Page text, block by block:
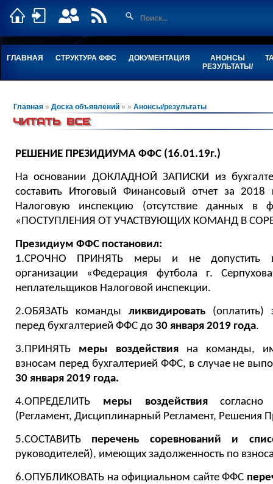
ГЛАВНАЯ СТРУКТУРА ФФС ДОКУМЕНТАЦИЯ
АНОНСЫ
РЕЗУЛЬТАТЫ/
Главная » Доска объявлений » » Анонсы/результаты
ЧИТАТЬ ВСЕ
РЕШЕНИЕ ПРЕЗИДИУМА ФФС (16.01.19г.)
На основании ДОКЛАДНОЙ ЗАПИСКИ из
составить Итоговый Финансовый отчет за
Налоговую инспекцию (отсутствие данных в
«ПОСТУПЛЕНИЯ ОТ УЧАСТВУЮЩИХ КОМАНД В
Президиум ФФС постановил:
1.СРОЧНО ПРИНЯТЬ меры и не допустить
организации «Федерация футбола г.
неплательщиков Налоговой инспекции.
2.ОБЯЗАТЬ команды ликвидировать (оплатить)
перед бухгалтерией ФФС до 30 января 2019 года.
3.ПРИНЯТЬ меры воздействия на команды,
взносам перед бухгалтерией ФФС, в случае не
30 января 2019 года.
4.ОПРЕДЕЛИТЬ меры воздействиясогласно
(Регламент, Дисциплинарный Регламент, Решения
5.СОСТАВИТЬ перечень соревнований и
руководителей), имеющих задолженность по
6.ОПУБЛИКОВАТЬ на официальном сайте ФФС